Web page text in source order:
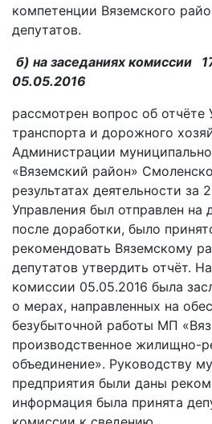
компетенции Вяземского
депутатов.
б) на заседаниях комиссии
05.05.2016
рассмотрен вопрос об
транспорта и дорожного
Администрации
«Вяземский район»
результатах деятельности за
Управления был отправлен на
после доработки, было
рекомендовать Вяземскому
депутатов утвердить отчёт.
комиссии 05.05.2016 была
о мерах, направленных на
безубыточной работы МП
производственное жилищно-
объединение». Руководству
предприятия были даны
информация была принята